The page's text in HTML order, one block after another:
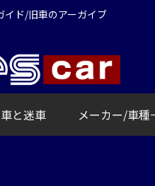
イド/旧車のアーガイブ
と迷車 メーカー/車種